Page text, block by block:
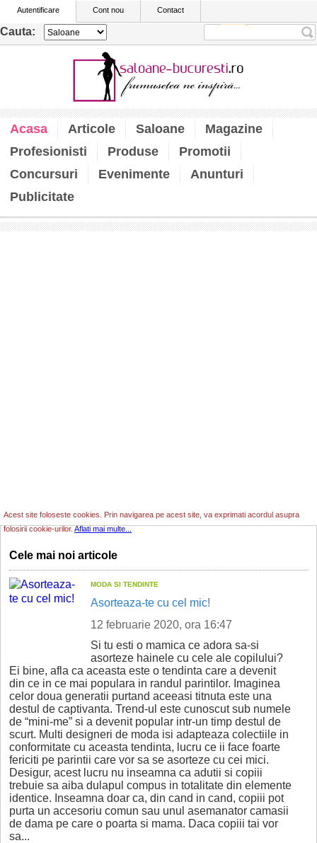
Autentificare Cont nou Contact
Cauta:
Acasa Articole Saloane
Magazine
Profesionisti
Produse
Promotii
Concursuri
Evenimente
Anunturi
Publicitate
Acest site foloseste cookies. Prin navigarea pe acest site, va exprimati acordul asupra
folosirii cookie-urilor.Aflati mai multe...
Cele mai noi articole
MODA SI TENDINTE
Asorteaza-te cu cel mic!
12 februarie 2020, ora 16:47
Si tu esti o mamica ce adora sa-si
asorteze hainele cu cele ale copilului?
Ei bine, afla ca aceasta este o tendinta care a devenit
din ce in ce mai populara in randul parintilor. Imaginea
celor doua generatii purtand aceeasi titnuta este una
destul de captivanta. Trend-ul este cunoscut sub numele
de “mini-me” si a devenit popular intr-un timp destul de
scurt. Multi designeri de moda isi adapteaza colectiile in
conformitate cu aceasta tendinta, lucru ce ii face foarte
fericiti pe parintii care vor sa se asorteze cu cei mici.
Desigur, acest lucru nu inseamna ca adutii si copiii
trebuie sa aiba dulapul compus in totalitate din elemente
identice. Inseamna doar ca, din cand in cand, copiii pot
purta un accesoriu comun sau unul asemanator camasii
de dama pe care o poarta si mama. Daca copiii tai vor
sa...